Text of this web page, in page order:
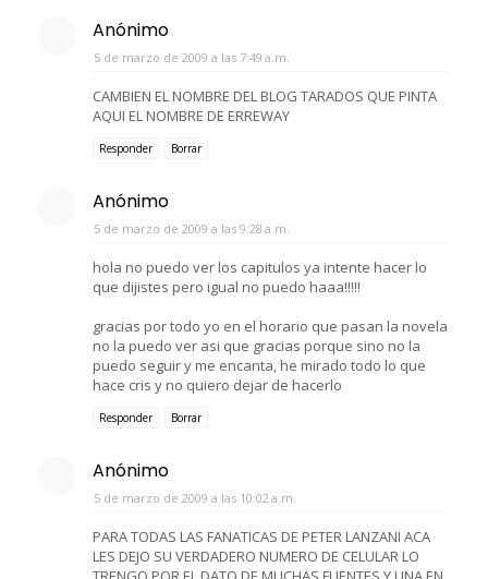
Anónimo
5 de marzo de 2009 a las 7:49 a.m.
CAMBIEN EL NOMBRE DEL BLOG TARADOS QUE PINTA
AQUI EL NOMBRE DE ERREWAY
Responder Borrar
Anónimo
5 de marzo de 2009 a las 9:28 a.m.
hola no puedo ver los capitulos ya intente hacer lo
que dijistes pero igual no puedo haaa!!!!!
gracias por todo yo en el horario que pasan la novela
no la puedo ver asi que gracias porque sino no la
puedo seguir y me encanta, he mirado todo lo que
hace cris y no quiero dejar de hacerlo
Responder Borrar
Anónimo
5 de marzo de 2009 a las 10:02 a.m.
PARA TODAS LAS FANATICAS DE PETER LANZANI ACA
LES DEJO SU VERDADERO NUMERO DE CELULAR LO